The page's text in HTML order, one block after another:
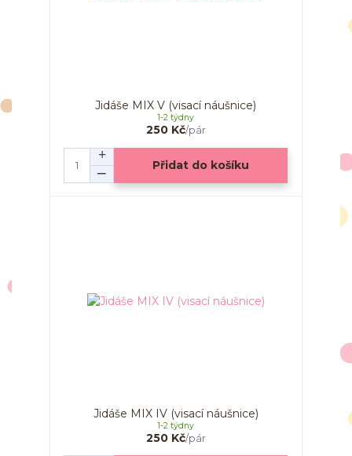
Jidáše MIX V (visací náušnice)
250 Kč/pár
1-2 týdny
Přidat do košíku
Jidáše MIX IV (visací náušnice)
250 Kč/pár
1-2 týdny